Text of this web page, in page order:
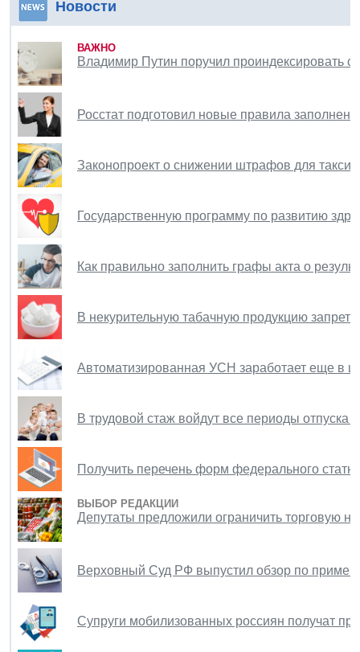
Новости
ВАЖНО
Владимир Путин поручил проиндексировать
Росстат подготовил новые правила
Законопроект о снижении штрафов для
Государственную программу по развитию
Как правильно заполнить графы акта о
В некурительную табачную продукцию
Автоматизированная УСН заработает еще в
В трудовой стаж войдут все периоды отпуска
Получить перечень форм федерального
ВЫБОР РЕДАКЦИИ
Депутаты предложили ограничить торговую
Верховный Суд РФ выпустил обзор по
Супруги мобилизованных россиян получат